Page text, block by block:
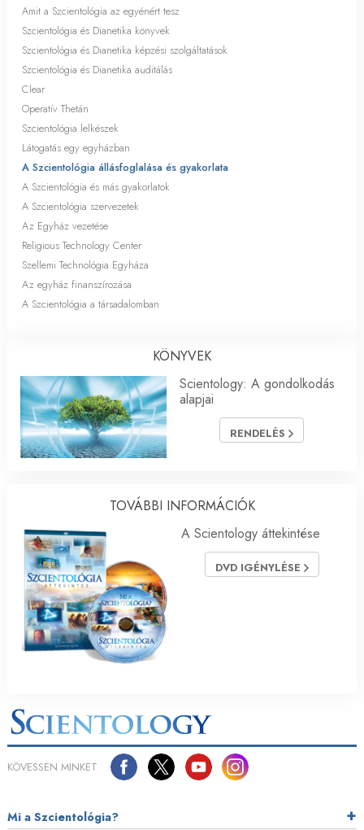
Amit a Szcientológia az egyénért tesz
Szcientológia és Dianetika könyvek
Szcientológia és Dianetika képzési szolgáltatások
Szcientológia és Dianetika auditálás
Clear
Operatív Thetán
Szcientológia lelkészek
Látogatás egy egyházban
A Szcientológia állásfoglalása és gyakorlata
A Szcientológia és más gyakorlatok
A Szcientológia szervezetek
Az Egyház vezetése
Religious Technology Center
Szellemi Technológia Egyháza
Az egyház finanszírozása
A Szcientológia a társadalomban
KÖNYVEK
Scientology: A gondolkodás
alapjai
RENDELÉS
TOVÁBBI INFORMÁCIÓK
A Scientology áttekintése
DVD IGÉNYLÉSE
KÖVESSEN MINKET
Mi a Szcientológia?